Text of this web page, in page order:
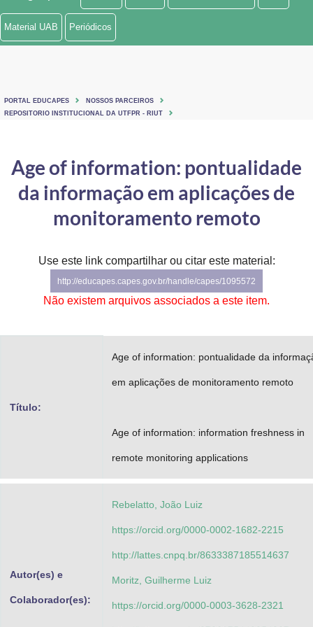
Ministério de Minas e Energia
Ministério do Turismo
Controladoria-Geral da União
Ministério da Mulher, da Família e dos Direitos Humanos
Secretaria de Governo
Gabinete de Segurança Institucional
Material UAB Periódicos
PORTAL EDUCAPES
NOSSOS PARCEIROS
REPOSITORIO INSTITUCIONAL DA UTFPR - RIUT
Age of information: pontualidade
da informação em aplicações de
monitoramento remoto
Use este link compartilhar ou citar este material:
http://educapes.capes.gov.br/handle/capes/1095572
Não existem arquivos associados a este item.
Título:
Age of information: pontualidade da
em aplicações de monitoramento remoto
Age of information: information freshness in
remote monitoring applications
Autor(es) e
Colaborador(es):
Rebelatto, João Luiz
https://orcid.org/0000-0002-1682-2215
http://lattes.cnpq.br/8633387185514637
Moritz, Guilherme Luiz
https://orcid.org/0000-0003-3628-2321